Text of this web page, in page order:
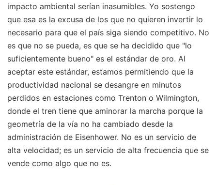
impacto ambiental serían inasumibles. Yo sostengo
que esa es la excusa de los que no quieren invertir lo
necesario para que el país siga siendo competitivo. No
es que no se pueda, es que se ha decidido que "lo
suficientemente bueno" es el estándar de oro. Al
aceptar este estándar, estamos permitiendo que la
productividad nacional se desangre en minutos
perdidos en estaciones como Trenton o Wilmington,
donde el tren tiene que aminorar la marcha porque la
geometría de la vía no ha cambiado desde la
administración de Eisenhower. No es un servicio de
alta velocidad; es un servicio de alta frecuencia que se
vende como algo que no es.